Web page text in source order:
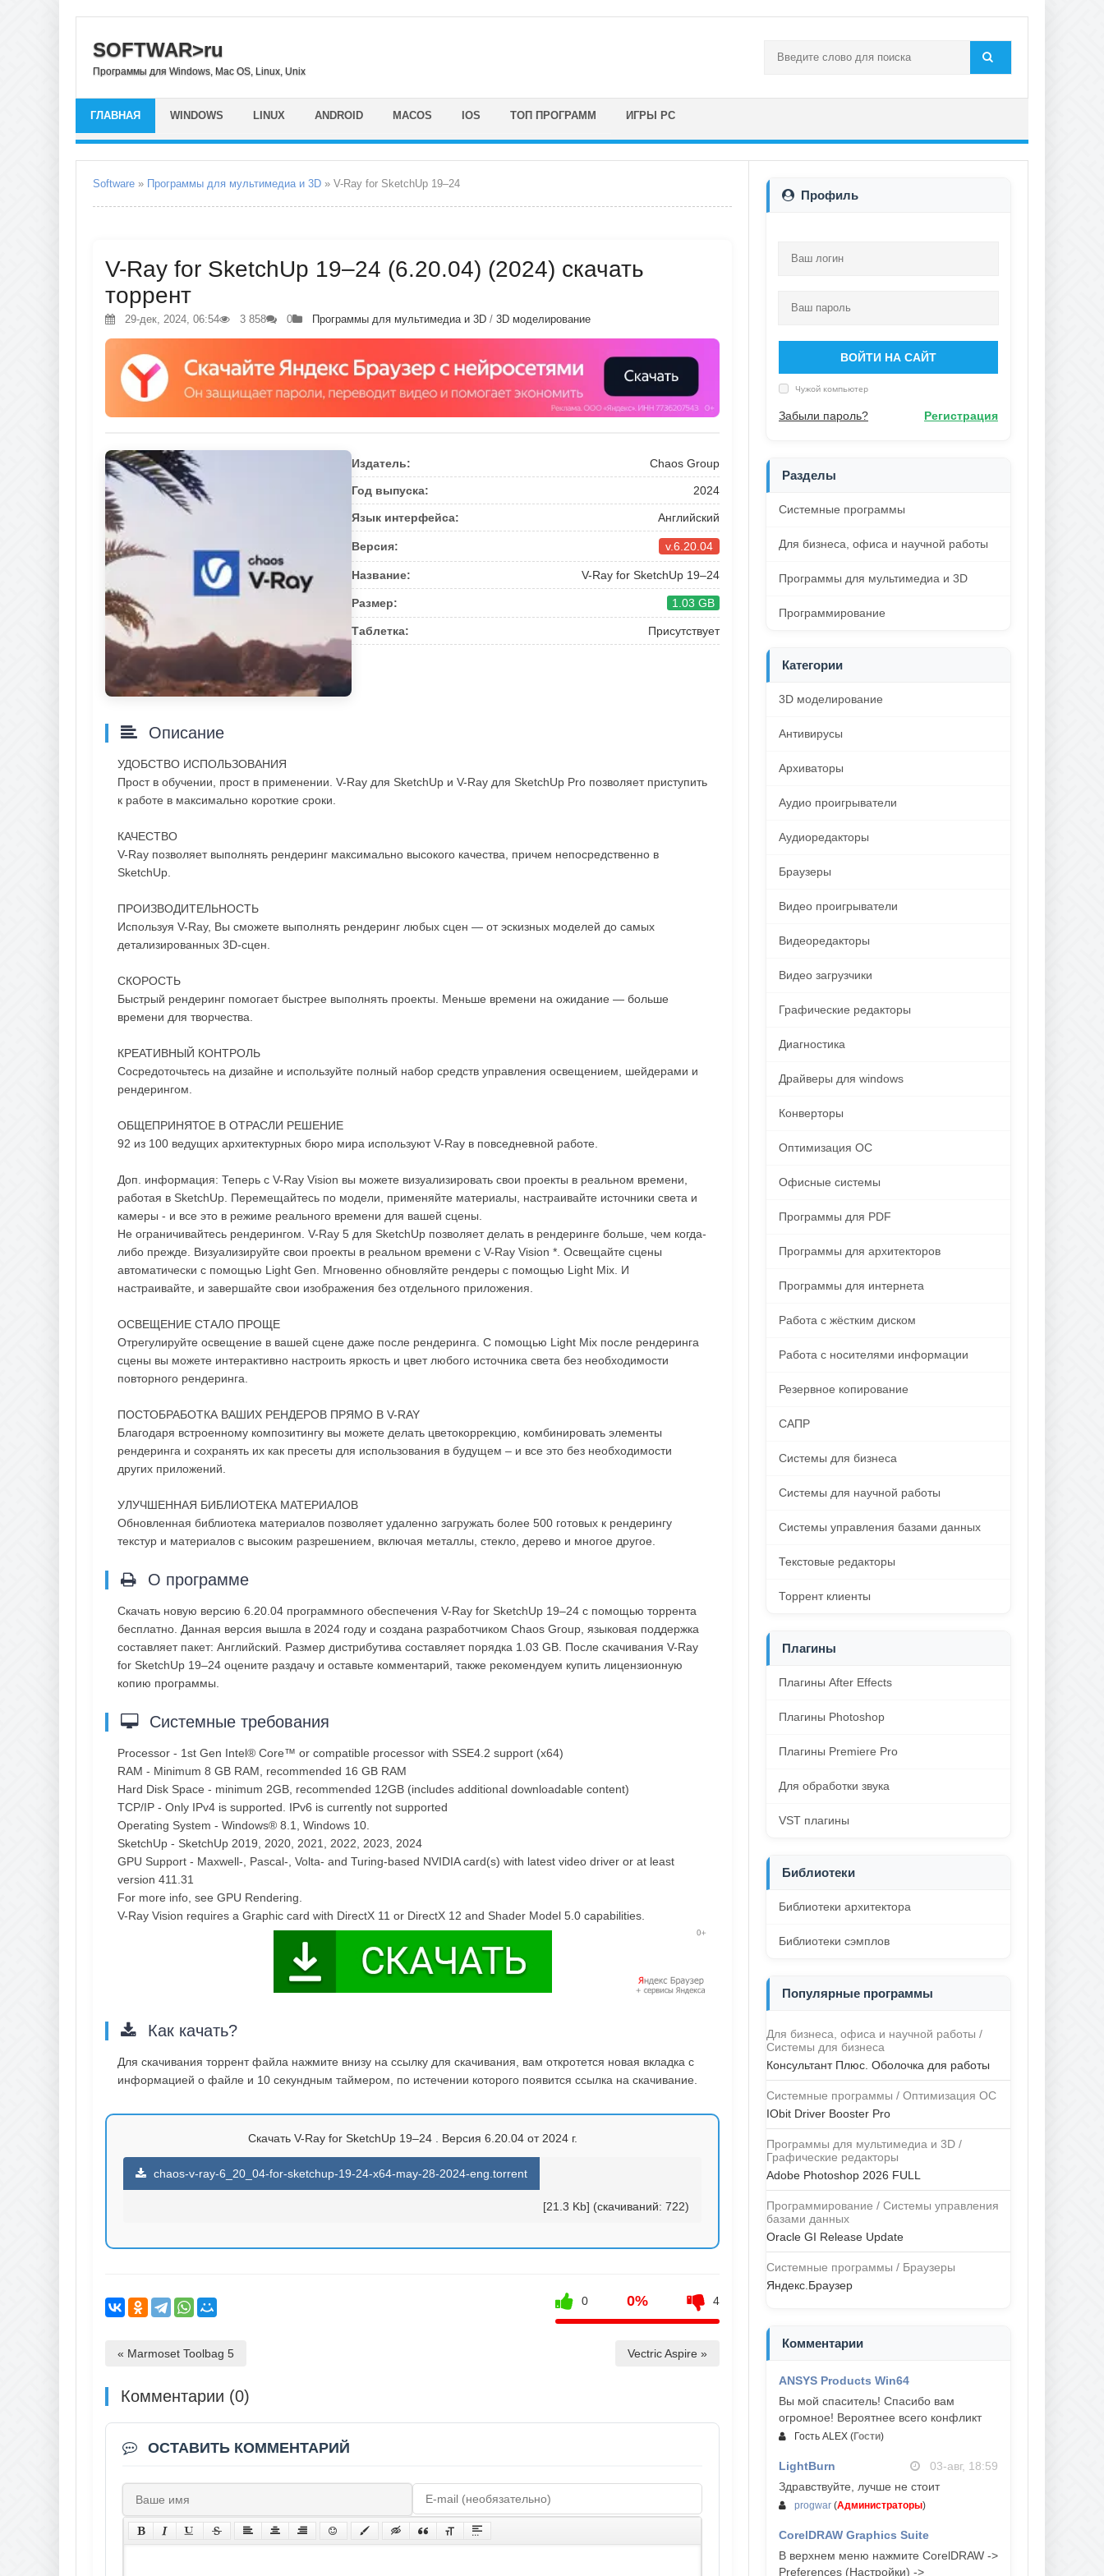
SOFTWAR>ru
Программы для Windows, Mac OS, Linux, Unix
ГЛАВНАЯ WINDOWS LINUX ANDROID MACOS IOS ТОП ПРОГРАММ ИГРЫ PC
Software » Программы для мультимедиа и 3D » V-Ray for SketchUp 19–24
V-Ray for SketchUp 19–24 (6.20.04) (2024) скачать
торрент
29-дек, 2024, 06:54 3 858 0 Программы для мультимедиа и 3D / 3D моделирование
Издатель: Chaos Group
Год выпуска: 2024
Язык интерфейса: Английский
Версия: v.6.20.04
Название: V-Ray for SketchUp 19–24
Размер: 1.03 GB
Таблетка: Присутствует
Описание
УДОБСТВО ИСПОЛЬЗОВАНИЯ
Прост в обучении, прост в применении. V-Ray для SketchUp и V-Ray для SketchUp Pro позволяет приступить
к работе в максимально короткие сроки.
КАЧЕСТВО
V-Ray позволяет выполнять рендеринг максимально высокого качества, причем непосредственно в
SketchUp.
ПРОИЗВОДИТЕЛЬНОСТЬ
Используя V-Ray, Вы сможете выполнять рендеринг любых сцен — от эскизных моделей до самых
детализированных 3D-сцен.
СКОРОСТЬ
Быстрый рендеринг помогает быстрее выполнять проекты. Меньше времени на ожидание — больше
времени для творчества.
КРЕАТИВНЫЙ КОНТРОЛЬ
Сосредоточьтесь на дизайне и используйте полный набор средств управления освещением, шейдерами и
рендерингом.
ОБЩЕПРИНЯТОЕ В ОТРАСЛИ РЕШЕНИЕ
92 из 100 ведущих архитектурных бюро мира используют V-Ray в повседневной работе.
Доп. информация: Теперь с V-Ray Vision вы можете визуализировать свои проекты в реальном времени,
работая в SketchUp. Перемещайтесь по модели, применяйте материалы, настраивайте источники света и
камеры - и все это в режиме реального времени для вашей сцены.
Не ограничивайтесь рендерингом. V-Ray 5 для SketchUp позволяет делать в рендеринге больше, чем когда-
либо прежде. Визуализируйте свои проекты в реальном времени с V-Ray Vision *. Освещайте сцены
автоматически с помощью Light Gen. Мгновенно обновляйте рендеры с помощью Light Mix. И
настраивайте, и завершайте свои изображения без отдельного приложения.
ОСВЕЩЕНИЕ СТАЛО ПРОЩЕ
Отрегулируйте освещение в вашей сцене даже после рендеринга. С помощью Light Mix после рендеринга
сцены вы можете интерактивно настроить яркость и цвет любого источника света без необходимости
повторного рендеринга.
ПОСТОБРАБОТКА ВАШИХ РЕНДЕРОВ ПРЯМО В V-RAY
Благодаря встроенному композитингу вы можете делать цветокоррекцию, комбинировать элементы
рендеринга и сохранять их как пресеты для использования в будущем – и все это без необходимости
других приложений.
УЛУЧШЕННАЯ БИБЛИОТЕКА МАТЕРИАЛОВ
Обновленная библиотека материалов позволяет удаленно загружать более 500 готовых к рендерингу
текстур и материалов с высоким разрешением, включая металлы, стекло, дерево и многое другое.
О программе
Скачать новую версию 6.20.04 программного обеспечения V-Ray for SketchUp 19–24 с помощью торрента
бесплатно. Данная версия вышла в 2024 году и создана разработчиком Chaos Group, языковая поддержка
составляет пакет: Английский. Размер дистрибутива составляет порядка 1.03 GB. После скачивания V-Ray
for SketchUp 19–24 оцените раздачу и оставьте комментарий, также рекомендуем купить лицензионную
копию программы.
Системные требования
Processor - 1st Gen Intel® Core™ or compatible processor with SSE4.2 support (x64)
RAM - Minimum 8 GB RAM, recommended 16 GB RAM
Hard Disk Space - minimum 2GB, recommended 12GB (includes additional downloadable content)
TCP/IP - Only IPv4 is supported. IPv6 is currently not supported
Operating System - Windows® 8.1, Windows 10.
SketchUp - SketchUp 2019, 2020, 2021, 2022, 2023, 2024
GPU Support - Maxwell-, Pascal-, Volta- and Turing-based NVIDIA card(s) with latest video driver or at least
version 411.31
For more info, see GPU Rendering.
V-Ray Vision requires a Graphic card with DirectX 11 or DirectX 12 and Shader Model 5.0 capabilities.
Как качать?
Для скачивания торрент файла нажмите внизу на ссылку для скачивания, вам откротется новая вкладка с
информацией о файле и 10 секундным таймером, по истечении которого появится ссылка на скачивание.
Скачать V-Ray for SketchUp 19–24 . Версия 6.20.04 от 2024 г.
chaos-v-ray-6_20_04-for-sketchup-19-24-x64-may-28-2024-eng.torrent
[21.3 Kb] (cкачиваний: 722)
0 0% 4
« Marmoset Toolbag 5 Vectric Aspire »
Комментарии (0)
ОСТАВИТЬ КОММЕНТАРИЙ
Профиль
ВОЙТИ НА САЙТ
Чужой компьютер
Забыли пароль? Регистрация
Разделы
Системные программы
Для бизнеса, офиса и научной работы
Программы для мультимедиа и 3D
Программирование
Категории
3D моделирование
Антивирусы
Архиваторы
Аудио проигрыватели
Аудиоредакторы
Браузеры
Видео проигрыватели
Видеоредакторы
Видео загрузчики
Графические редакторы
Диагностика
Драйверы для windows
Конверторы
Оптимизация ОС
Офисные системы
Программы для PDF
Программы для архитекторов
Программы для интернета
Работа с жёстким диском
Работа с носителями информации
Резервное копирование
САПР
Системы для бизнеса
Системы для научной работы
Системы управления базами данных
Текстовые редакторы
Торрент клиенты
Плагины
Плагины After Effects
Плагины Photoshop
Плагины Premiere Pro
Для обработки звука
VST плагины
Библиотеки
Библиотеки архитектора
Библиотеки сэмплов
Популярные программы
Для бизнеса, офиса и научной работы /
Системы для бизнеса
Консультант Плюс. Оболочка для работы
Системные программы / Оптимизация ОС
IObit Driver Booster Pro
Программы для мультимедиа и 3D /
Графические редакторы
Adobe Photoshop 2026 FULL
Программирование / Системы управления
базами данных
Oracle GI Release Update
Системные программы / Браузеры
Яндекс.Браузер
Комментарии
ANSYS Products Win64
Вы мой спаситель! Спасибо вам
огромное! Вероятнее всего конфликт
Гость ALEX (Гости)
LightBurn
03-авг, 18:59
Здравствуйте, лучше не стоит
progwar (Администраторы)
CorelDRAW Graphics Suite
03-авг, 18:58
В верхнем меню нажмите CorelDRAW ->
Preferences (Настройки) ->